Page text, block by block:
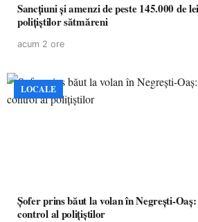
Sancțiuni și amenzi de peste 145.000 de
polițiștilor sătmăreni
acum 2 ore
LOCALE
Șofer prins băut la volan în Negrești-
control al polițiștilor